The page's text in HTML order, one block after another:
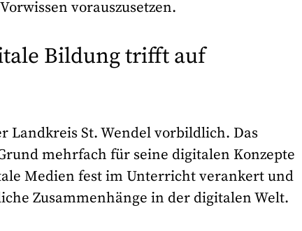
vorauszusetzen.
Bildung trifft auf
Landkreis St. Wendel vorbildlich. Das
mehrfach für seine digitalen Konzepte
Medien fest im Unterricht verankert und
Zusammenhänge in der digitalen Welt.